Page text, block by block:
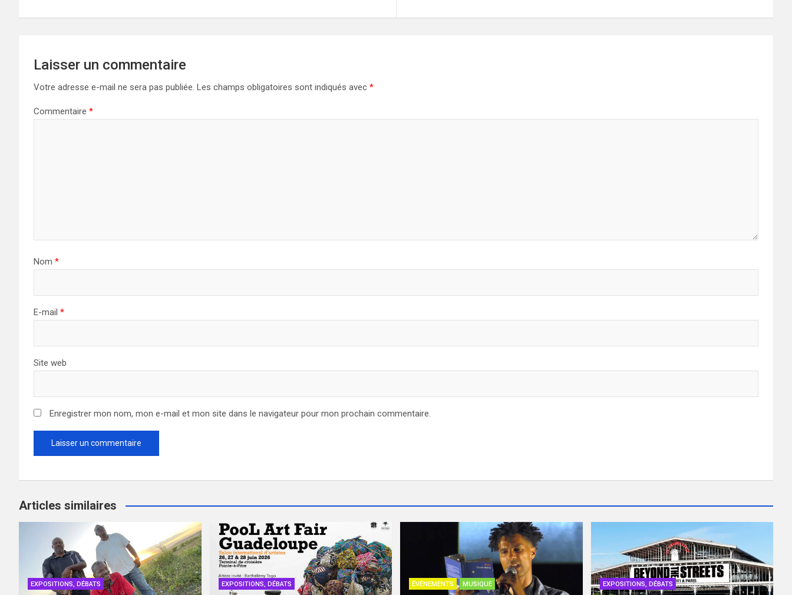
l’article
Laisser un commentaire
Votre adresse e-mail ne sera pas publiée. Les champs obligatoires sont indiqués avec *
Commentaire *
Nom *
E-mail *
Site web
Enregistrer mon nom, mon e-mail et mon site dans le navigateur pour mon prochain commentaire.
Articles similaires
EXPOSITIONS, DÉBATS EXPOSITIONS, DÉBATS ÉVÉNEMENTS MUSIQUE EXPOSITIONS, DÉBATS